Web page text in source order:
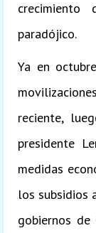
paradójico.
Ya en
reciente,
presidente
medidas
los subsidios
gobiernos de